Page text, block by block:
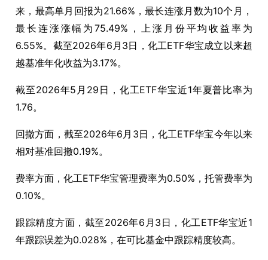
来，最高单月回报为21.66%，最长连涨月数为10个月，
最长连涨涨幅为75.49%，上涨月份平均收益率为
6.55%。截至2026年6月3日，化工ETF华宝成立以来超
越基准年化收益为3.17%。
截至2026年5月29日，化工ETF华宝近1年夏普比率为
1.76。
回撤方面，截至2026年6月3日，化工ETF华宝今年以来
相对基准回撤0.19%。
费率方面，化工ETF华宝管理费率为0.50%，托管费率为
0.10%。
跟踪精度方面，截至2026年6月3日，化工ETF华宝近1
年跟踪误差为0.028%，在可比基金中跟踪精度较高。